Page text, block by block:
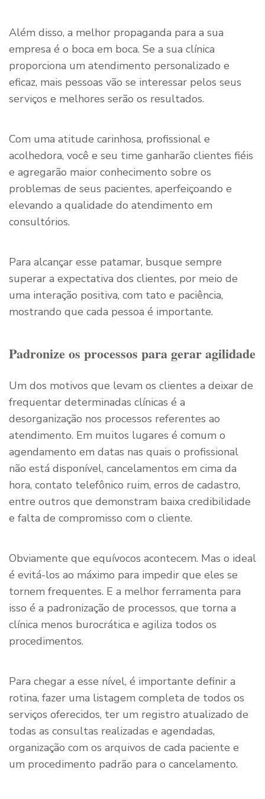
Além disso, a melhor propaganda para a sua
empresa é o boca em boca. Se a sua clínica
proporciona um atendimento personalizado e
eficaz, mais pessoas vão se interessar pelos seus
serviços e melhores serão os resultados.
Com uma atitude carinhosa, profissional e
acolhedora, você e seu time ganharão clientes fiéis
e agregarão maior conhecimento sobre os
problemas de seus pacientes, aperfeiçoando e
elevando a qualidade do atendimento em
consultórios.
Para alcançar esse patamar, busque sempre
superar a expectativa dos clientes, por meio de
uma interação positiva, com tato e paciência,
mostrando que cada pessoa é importante.
Padronize os processos para gerar agilidade
Um dos motivos que levam os clientes a deixar de
frequentar determinadas clínicas é a
desorganização nos processos referentes ao
atendimento. Em muitos lugares é comum o
agendamento em datas nas quais o profissional
não está disponível, cancelamentos em cima da
hora, contato telefônico ruim, erros de cadastro,
entre outros que demonstram baixa credibilidade
e falta de compromisso com o cliente.
Obviamente que equívocos acontecem. Mas o ideal
é evitá-los ao máximo para impedir que eles se
tornem frequentes. E a melhor ferramenta para
isso é a padronização de processos, que torna a
clínica menos burocrática e agiliza todos os
procedimentos.
Para chegar a esse nível, é importante definir a
rotina, fazer uma listagem completa de todos os
serviços oferecidos, ter um registro atualizado de
todas as consultas realizadas e agendadas,
organização com os arquivos de cada paciente e
um procedimento padrão para o cancelamento.